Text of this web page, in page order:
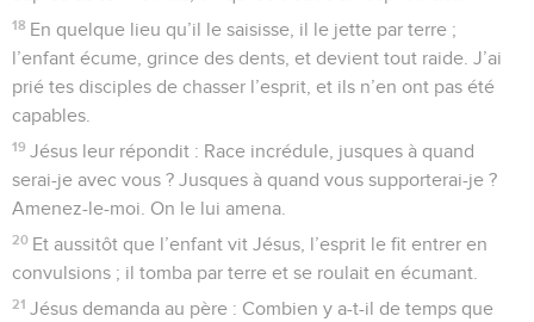
18 En quelque lieu qu’il le saisisse, il le jette par terre ;
l’enfant écume, grince des dents, et devient tout raide. J’ai
prié tes disciples de chasser l’esprit, et ils n’en ont pas été
capables.
19 Jésus leur répondit : Race incrédule, jusques à quand
serai-je avec vous ? Jusques à quand vous supporterai-je ?
Amenez-le-moi. On le lui amena.
20 Et aussitôt que l’enfant vit Jésus, l’esprit le fit entrer en
convulsions ; il tomba par terre et se roulait en écumant.
21 Jésus demanda au père : Combien y a-t-il de temps que